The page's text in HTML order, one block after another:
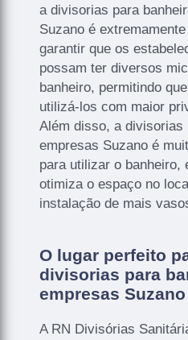
a divisorias para
Suzano é
garantir que os
possam ter diversos
banheiro, permitindo
utilizá-los com maior
Além disso, a divisorias
empresas Suzano é
para utilizar o banheiro,
otimiza o espaço no
instalação de mais
O lugar perfeito
divisorias para
empresas Suzano
A RN Divisórias